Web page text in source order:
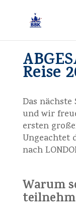
Reise
Das
und wir
ersten
Ungeachtet
nach
Warum